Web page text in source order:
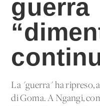
guerra
La "guerra" ha ripreso,
di Goma. A Ngangi,